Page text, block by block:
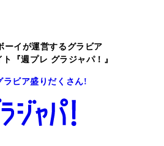
ーイが運営するグラビア
『週プレ グラジャパ！』
ラビア盛りだくさん!